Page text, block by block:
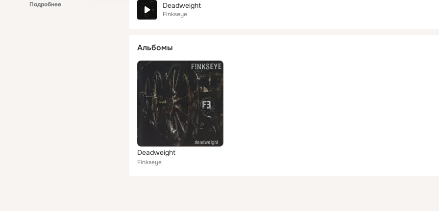
Подробнее
Deadweight
Finkseye
Альбомы
Deadweight
Finkseye